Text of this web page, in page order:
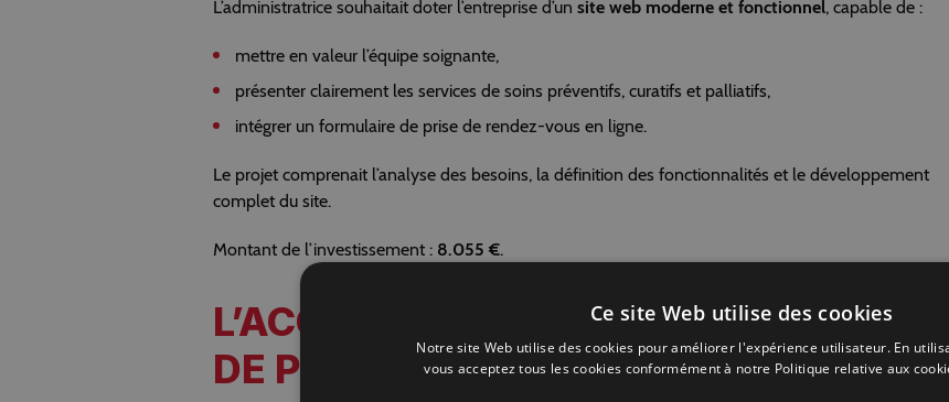
L’administratrice souhaitait doter l’entreprise d’unsite web moderne et fonctionnel, capable de :
mettre en valeur l’équipe soignante,
présenter clairement les services de soins préventifs, curatifs et palliatifs,
intégrer un formulaire de prise de rendez-vous en ligne.
Le projet comprenait l’analyse des besoins, la définition des fonctionnalités et le développement
complet du site.
Montant de l’investissement : 8.055 €.
L’ACCOMPAGNEMENT DE CHASSEUR
DE PRIMES
Ce site Web utilise des cookies
Notre site Web utilise des cookies pour améliorer l'expérience utilisateur. En
vous acceptez tous les cookies conformément à notre Politique relative aux